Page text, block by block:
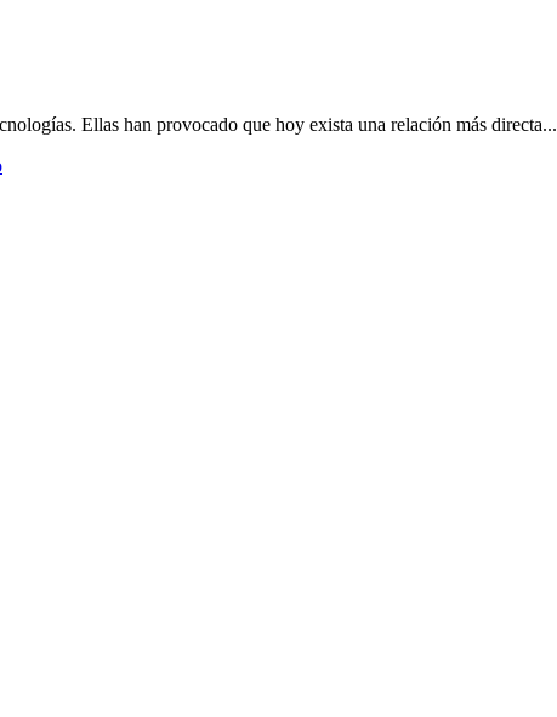
Ellas han provocado que hoy exista una relación más directa...